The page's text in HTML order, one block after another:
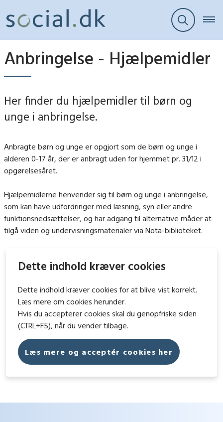
Anbringelse - Hjælpemidler
Her finder du hjælpemidler til børn og
unge i anbringelse.
Anbragte børn og unge er opgjort som de børn og unge i
alderen 0-17 år, der er anbragt uden for hjemmet pr. 31/12 i
opgørelsesåret.
Hjælpemidlerne henvender sig til børn og unge i anbringelse,
som kan have udfordringer med læsning, syn eller andre
funktionsnedsættelser, og har adgang til alternative måder at
tilgå viden og undervisningsmaterialer via Nota-biblioteket.
Dette indhold kræver cookies
Dette indhold kræver cookies for at blive vist korrekt.
Læs mere om cookies herunder.
Hvis du accepterer cookies skal du genopfriske siden
(CTRL+F5), når du vender tilbage.
Læs mere og acceptér cookies her